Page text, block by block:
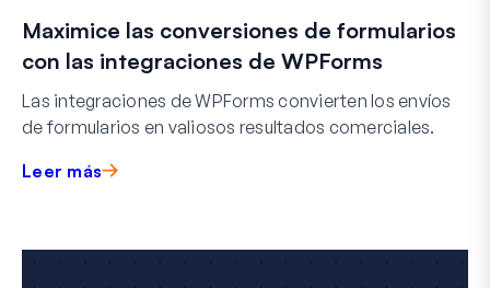
Maximice las conversiones de formularios
con las integraciones de WPForms
Las integraciones de WPForms convierten los envíos
de formularios en valiosos resultados comerciales.
Leer más